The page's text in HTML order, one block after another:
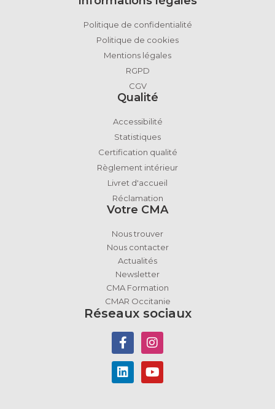
Politique de confidentialité
Politique de cookies
Mentions légales
RGPD
CGV
Qualité
Accessibilité
Statistiques
Certification qualité
Règlement intérieur
Livret d'accueil
Réclamation
Votre CMA
Nous trouver
Nous contacter
Actualités
Newsletter
CMA Formation
CMAR Occitanie
Réseaux sociaux